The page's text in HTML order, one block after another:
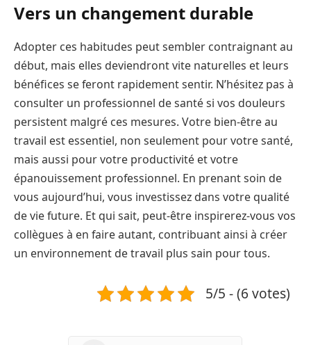
Vers un changement durable
Adopter ces habitudes peut sembler contraignant au
début, mais elles deviendront vite naturelles et leurs
bénéfices se feront rapidement sentir. N’hésitez pas à
consulter un professionnel de santé si vos douleurs
persistent malgré ces mesures. Votre bien-être au
travail est essentiel, non seulement pour votre santé,
mais aussi pour votre productivité et votre
épanouissement professionnel. En prenant soin de
vous aujourd’hui, vous investissez dans votre qualité
de vie future. Et qui sait, peut-être inspirerez-vous vos
collègues à en faire autant, contribuant ainsi à créer
un environnement de travail plus sain pour tous.
5/5 - (6 votes)